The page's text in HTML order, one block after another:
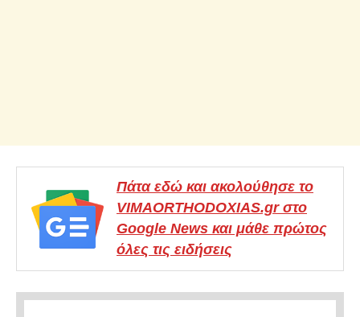
Πάτα εδώ και ακολούθησε το
VIMAORTHODOXIAS.gr στο
Google News και μάθε πρώτος
όλες τις ειδήσεις